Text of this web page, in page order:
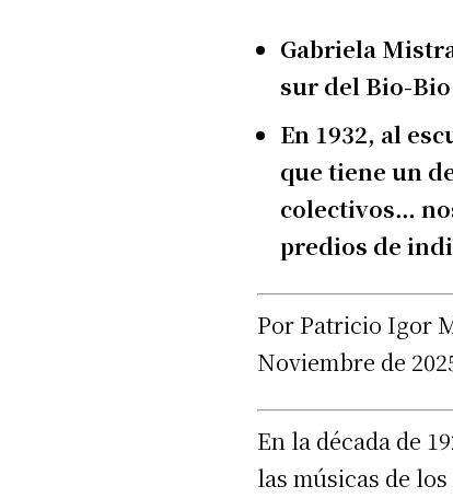
Gabriela
sur del Bio-
En 1932, al
que tiene un
colectivos…
predios de
Por Patricio Igor
Noviembre de
En la década de
las músicas de